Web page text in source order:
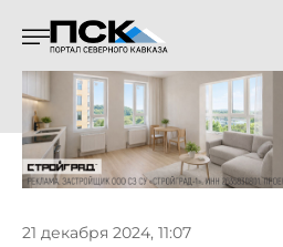
21 декабря 2024, 11:07